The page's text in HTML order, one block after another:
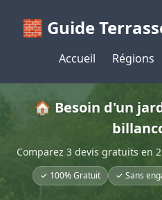
🧱 Guide
Accueil Régions
🏠 Besoin d'un
Comparez 3 devis gratuits en
✓ 100% Gratuit ✓ Sans